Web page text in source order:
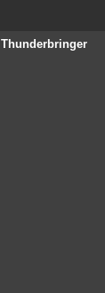
Thunderbringer